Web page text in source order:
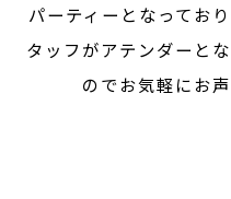
パーティーとなってお
タッフがアテンダーと
のでお気軽にお